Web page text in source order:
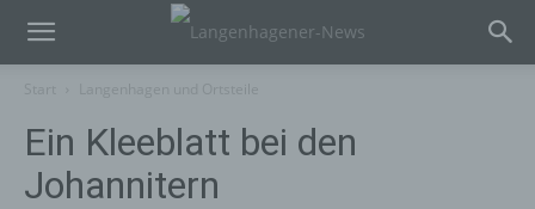
Ein Kleeblatt bei den
Johannitern